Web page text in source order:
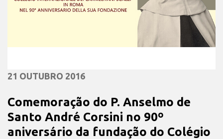
21 OUTUBRO 2016
Comemoração do P. Anselmo de
Santo André Corsini no 90º
aniversário da fundação do Colégio